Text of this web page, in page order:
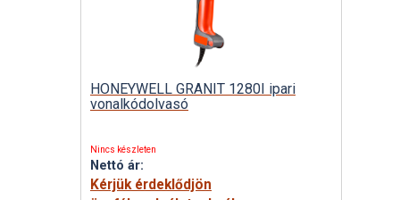
HONEYWELL GRANIT 1280I ipari
vonalkódolvasó
Nincs készleten
Nettó ár:
Kérjük érdeklődjön